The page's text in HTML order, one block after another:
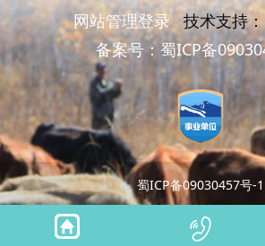
网站管理登录技术支持：
备案号：蜀ICP备
蜀ICP备09030457号-1